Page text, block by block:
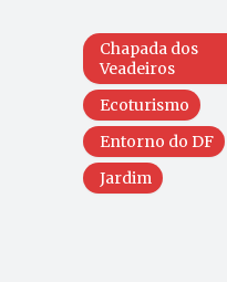
Chapada dos
Veadeiros
Ecoturismo
Entorno do DF
Jardim